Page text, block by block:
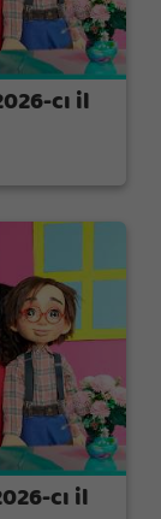
cı il
cı il